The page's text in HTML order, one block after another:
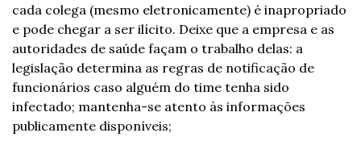
cada colega (mesmo eletronicamente) é inapropriado
e pode chegar a ser ilícito. Deixe que a empresa e as
autoridades de saúde façam o trabalho delas: a
legislação determina as regras de notificação de
funcionários caso alguém do time tenha sido
infectado; mantenha-se atento às informações
publicamente disponíveis;